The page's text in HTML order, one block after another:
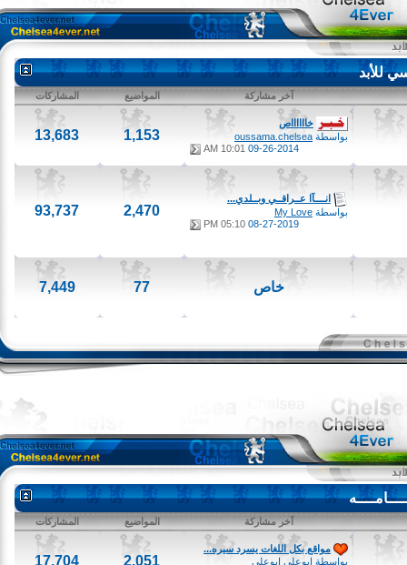
آخر مشاركة المواضيع المشاركات
خااااااص
بواسطةoussama.chelsea
09-26-2014
10:01 AM
1,153
13,683
انــــآا عــراقــي وبــلدي...
بواسطةMy Love
08-27-2019
05:10 PM
2,470
93,737
خاص 7,449
آخر مشاركة المواضيع المشاركات
مواقع بكل اللغات يسرد سيره...
بواسطةابوعلى ابوعلى 2,051
17,704